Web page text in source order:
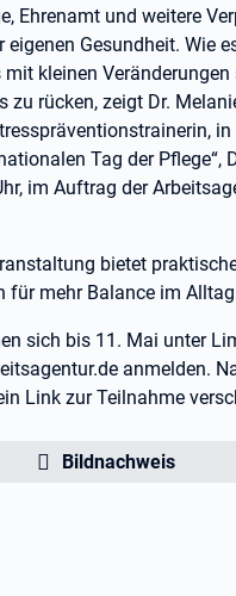
Ehrenamt und weitere
Gesundheit. Wie
kleinen Veränderungen
zu rücken, zeigt Dr.
in
Tag der Pflege“,
im Auftrag der
bietet
für mehr Balance im
sich bis 11. Mai unter
anmelden.
Link zur Teilnahme
Bildnachweis